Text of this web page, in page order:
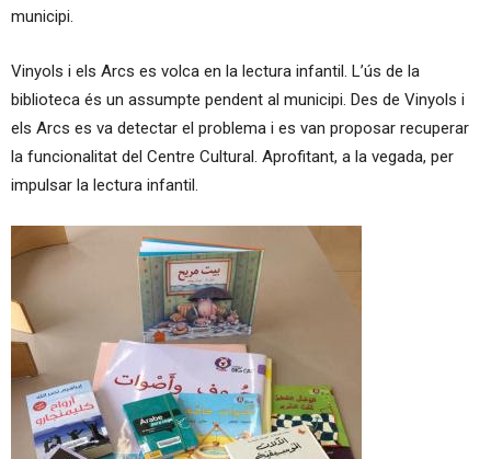
municipi.
Vinyols i els Arcs es volca en la lectura infantil. L’ús de la
biblioteca és un assumpte pendent al municipi. Des de Vinyols i
els Arcs es va detectar el problema i es van proposar recuperar
la funcionalitat del Centre Cultural. Aprofitant, a la vegada, per
impulsar la lectura infantil.